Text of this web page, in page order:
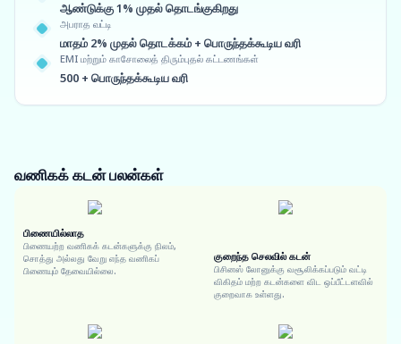
ஆண்டுக்கு 1% முதல் தொடங்குகிறது
அபராத வட்டி
மாதம் 2% முதல் தொடக்கம் + பொருந்தக்கூடிய வரி
EMI மற்றும் காசோலைத் திரும்புதல் கட்டணங்கள்
500 + பொருந்தக்கூடிய வரி
வணிகக் கடன்பலன்கள்
பிணையில்லாத
பிணையற்ற வணிகக் கடன்களுக்கு நிலம்,
சொத்து அல்லது வேறு எந்த வணிகப்
பிணையும் தேவையில்லை.
குறைந்த செலவில் கடன்
பிசினஸ் லோனுக்கு வசூலிக்கப்படும் வட்டி
விகிதம் மற்ற கடன்களை விட ஒப்பீட்டளவில்
குறைவாக உள்ளது.